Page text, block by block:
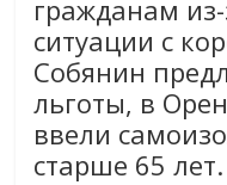
гражданам
ситуации с
Собянин
льготы, в
ввели
старше 65 лет.